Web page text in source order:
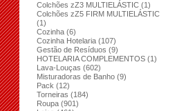
Colchões zZ3 MULTIELÁSTIC (1)
Colchões zZ5 FIRM MULTIELÁSTIC
(1)
Cozinha (6)
Cozinha Hotelaria (107)
Gestão de Resíduos (9)
HOTELARIA COMPLEMENTOS (1)
Lava-Louças (602)
Misturadoras de Banho (9)
Pack (12)
Torneiras (184)
Roupa (901)